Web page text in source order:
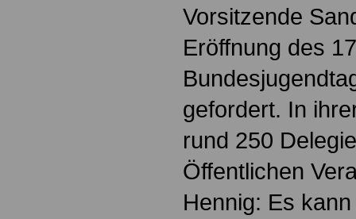
Vorsitzende
Eröffnung des
gefordert. In
rund 250
Öffentlichen
Hennig: Es